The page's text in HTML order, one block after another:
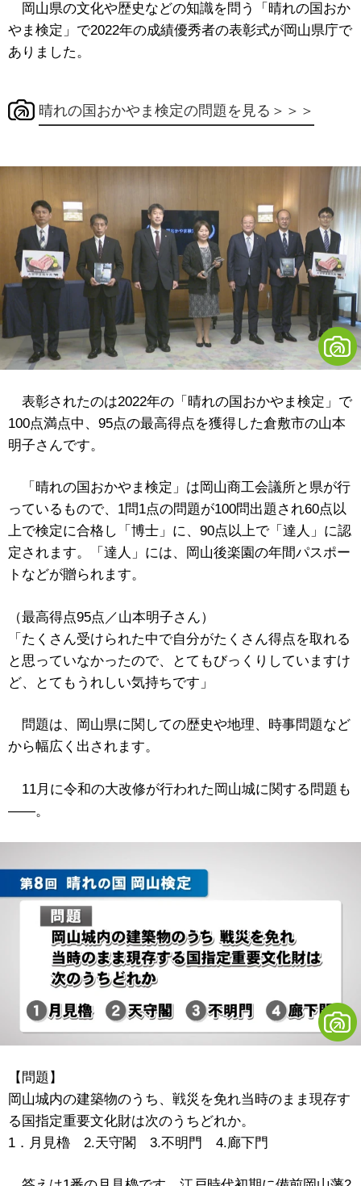
岡山県の文化や歴史などの知識を問う「晴れの国おか
やま検定」で2022年の成績優秀者の表彰式が岡山県庁で
ありました。
晴れの国おかやま検定の問題を見る＞＞＞
表彰されたのは2022年の「晴れの国おかやま検定」で
100点満点中、95点の最高得点を獲得した倉敷市の山本
明子さんです。
「晴れの国おかやま検定」は岡山商工会議所と県が行
っているもので、1問1点の問題が100問出題され60点以
上で検定に合格し「博士」に、90点以上で「達人」に認
定されます。「達人」には、岡山後楽園の年間パスポー
トなどが贈られます。
（最高得点95点／山本明子さん）
「たくさん受けられた中で自分がたくさん得点を取れる
と思っていなかったので、とてもびっくりしていますけ
ど、とてもうれしい気持ちです」
問題は、岡山県に関しての歴史や地理、時事問題など
から幅広く出されます。
11月に令和の大改修が行われた岡山城に関する問題も
――。
【問題】
岡山城内の建築物のうち、戦災を免れ当時のまま現存す
る国指定重要文化財は次のうちどれか。
1．月見櫓 2.天守閣 3.不明門 4.廊下門